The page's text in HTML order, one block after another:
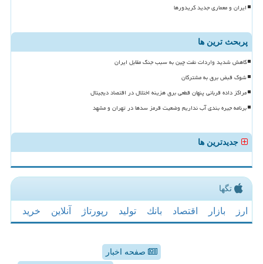
ایران و معماری جدید کریدورها
پربحث ترین ها
کاهش شدید واردات نفت چین به سبب جنگ مقابل ایران
شوک قبض برق به مشترکان
مراکز داده قربانی پنهان قطعی برق هزینه اختلال در اقتصاد دیجیتال
برنامه جیره بندی آب نداریم وضعیت قرمز سدها در تهران و مشهد
جدیدترین ها
تگها
ارز بازار اقتصاد بانك تولید رپورتاژ آنلاین خرید
صفحه اخبار